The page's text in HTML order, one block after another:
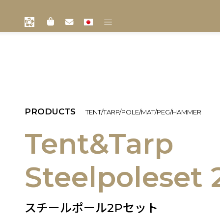
PRODUCTS TENT/TARP/POLE/MAT/PEG/HAMMER
Tent&Tarp
Steelpoleset
スチールポール2Pセット